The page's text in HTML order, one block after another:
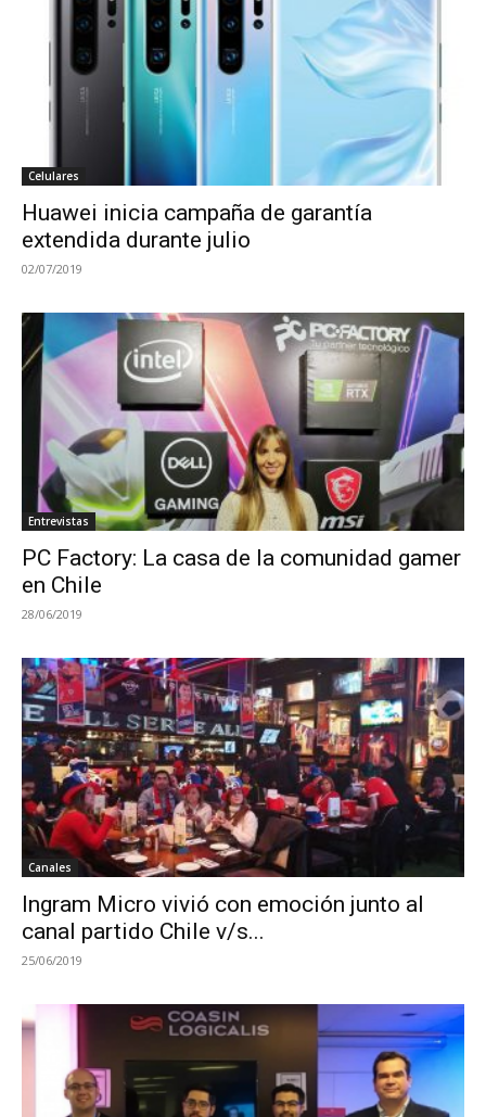
Celulares
Huawei inicia campaña de garantía
extendida durante julio
02/07/2019
Entrevistas
PC Factory: La casa de la comunidad gamer
en Chile
28/06/2019
Canales
Ingram Micro vivió con emoción junto al
canal partido Chile v/s...
25/06/2019